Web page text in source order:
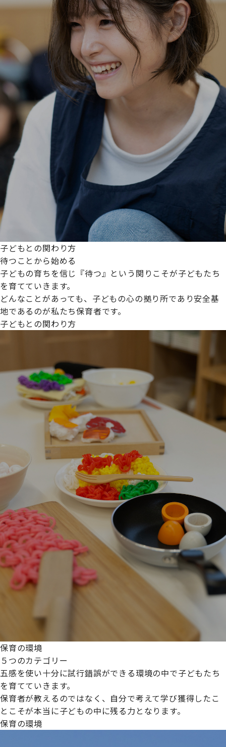
子どもとの関わり方
待つことから始める
子どもの育ちを信じ『待つ』という関りこそが子どもたち
を育てていきます。
どんなことがあっても、子どもの心の拠り所であり安全基
地であるのが私たち保育者です。
子どもとの関わり方
保育の環境
５つのカテゴリー
五感を使い十分に試行錯誤ができる環境の中で子どもたち
を育てていきます。
保育者が教えるのではなく、自分で考えて学び獲得したこ
とこそが本当に子どもの中に残る力となります。
保育の環境